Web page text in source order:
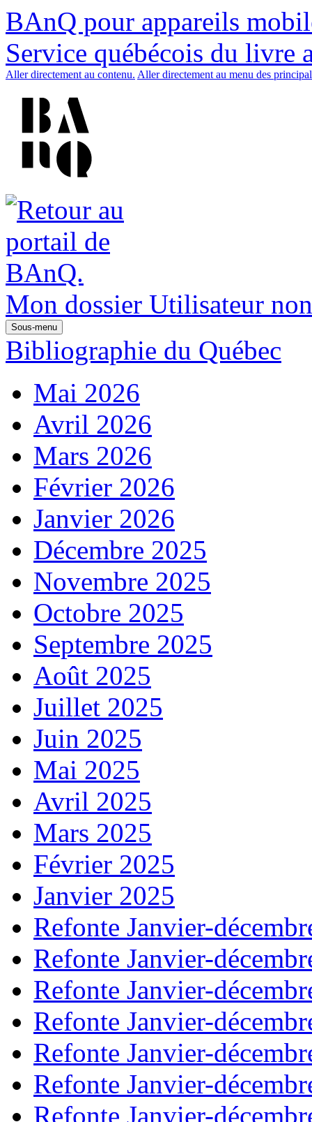
BAnQ pour appareils
Service québécois du livre
Aller directement au contenu. Aller directement au menu des
Mon dossier Utilisateur
Sous-menu
Bibliographie du Québec
Mai 2026
Avril 2026
Mars 2026
Février 2026
Janvier 2026
Décembre 2025
Novembre 2025
Octobre 2025
Septembre 2025
Août 2025
Juillet 2025
Juin 2025
Mai 2025
Avril 2025
Mars 2025
Février 2025
Janvier 2025
Refonte Janvier-
Refonte Janvier-
Refonte Janvier-
Refonte Janvier-
Refonte Janvier-
Refonte Janvier-
Refonte Janvier-